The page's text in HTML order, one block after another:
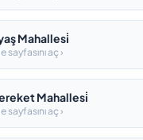
Mahallesi̇
sayfasını aç ›
Mahallesi̇
sayfasını aç ›